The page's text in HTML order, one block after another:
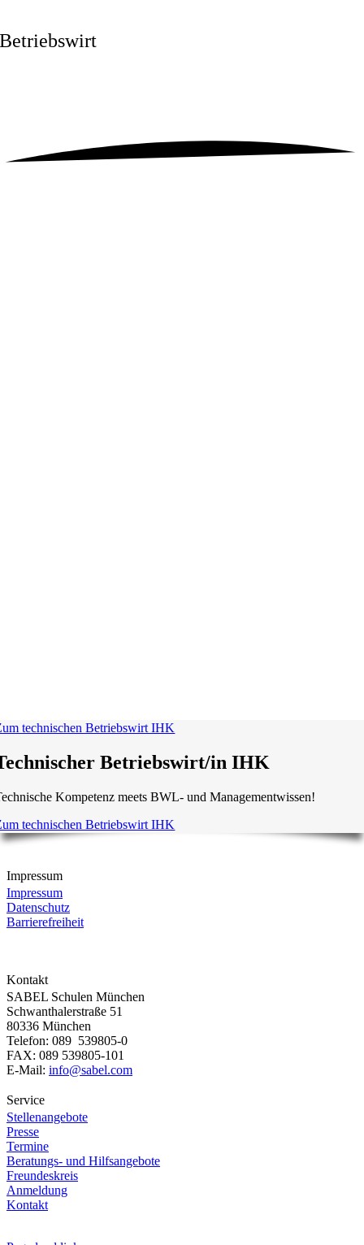
Betriebswirt
technischen Betriebswirt IHK
Betriebswirt/in IHK
Kompetenz meets BWL- und Managementwissen!
technischen Betriebswirt IHK
Impressum
Impressum
Datenschutz
Barrierefreiheit
Kontakt
SABEL Schulen München
Schwanthalerstraße 51
80336 München
Telefon: 089 539805-0
FAX: 089 539805-101
E-Mail: info@sabel.com
Service
Stellenangebote
Presse
Termine
Beratungs- und Hilfsangebote
Freundeskreis
Anmeldung
Kontakt